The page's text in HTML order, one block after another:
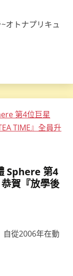
オトナプリキュ
Sphere 第4
賀『放學後
自從2006年在動